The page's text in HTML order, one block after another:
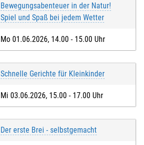
Bewegungsabenteuer in der Natur!
Spiel und Spaß bei jedem Wetter
Mo 01.06.2026, 14.00 - 15.00 Uhr
Schnelle Gerichte für Kleinkinder
Mi 03.06.2026, 15.00 - 17.00 Uhr
Der erste Brei - selbstgemacht